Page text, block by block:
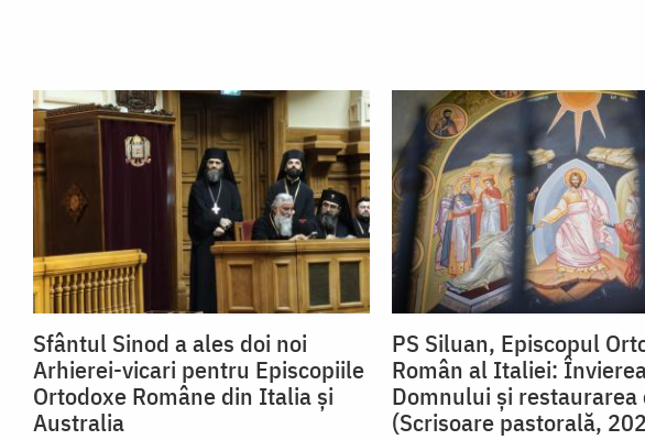
Sfântul Sinod a ales doi noi
Arhierei-vicari pentru Episcopiile
Ortodoxe Române din Italia și
Australia
PS Siluan, Episcopul
Român al Italiei:
Domnului și restaurarea
(Scrisoare pastorală,